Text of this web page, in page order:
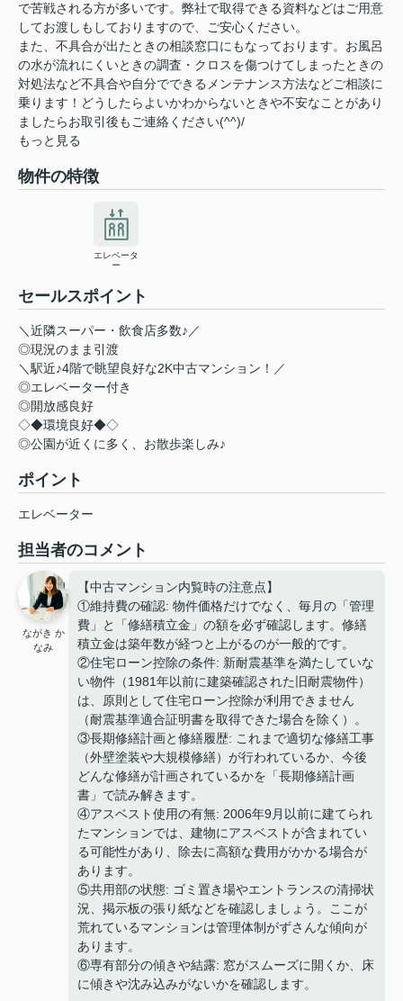
で苦戦される方が多いです。弊社で取得できる資料などはご用意
してお渡しもしておりますので、ご安心ください。
また、不具合が出たときの相談窓口にもなっております。お風呂
の水が流れにくいときの調査・クロスを傷つけてしまったときの
対処法など不具合や自分でできるメンテナンス方法などご相談に
乗ります！どうしたらよいかわからないときや不安なことがあり
ましたらお取引後もご連絡ください(^^)/
もっと見る
物件の特徴
エレベータ
ー
セールスポイント
＼近隣スーパー・飲食店多数♪／
◎現況のまま引渡
＼駅近♪4階で眺望良好な2K中古マンション！／
◎エレベーター付き
◎開放感良好
◇◆環境良好◆◇
◎公園が近くに多く、お散歩楽しみ♪
ポイント
エレベーター
担当者のコメント
ながき か
なみ
【中古マンション内覧時の注意点】
①維持費の確認: 物件価格だけでなく、毎月の「管理
費」と「修繕積立金」の額を必ず確認します。修繕
積立金は築年数が経つと上がるのが一般的です。
②住宅ローン控除の条件: 新耐震基準を満たしていな
い物件（1981年以前に建築確認された旧耐震物件）
は、原則として住宅ローン控除が利用できません
（耐震基準適合証明書を取得できた場合を除く）。
③長期修繕計画と修繕履歴: これまで適切な修繕工事
（外壁塗装や大規模修繕）が行われているか、今後
どんな修繕が計画されているかを「長期修繕計画
書」で読み解きます。
④アスベスト使用の有無: 2006年9月以前に建てられ
たマンションでは、建物にアスベストが含まれてい
る可能性があり、除去に高額な費用がかかる場合が
あります。
⑤共用部の状態: ゴミ置き場やエントランスの清掃状
況、掲示板の張り紙などを確認しましょう。ここが
荒れているマンションは管理体制がずさんな傾向が
あります。
⑥専有部分の傾きや結露: 窓がスムーズに開くか、床
に傾きや沈み込みがないかを確認します。